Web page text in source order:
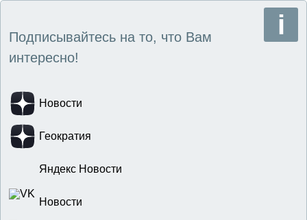
Подписывайтесь на то, что Вам
интересно!
Новости
Геократия
Яндекс Новости
Новости